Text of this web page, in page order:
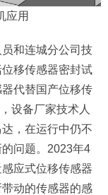
应用
和连城分公司技
移传感器密封试
代替国产位移传
设备厂家技术人
，在运行中仍不
问题。2023年4
应式位移传感器
动的传感器的感